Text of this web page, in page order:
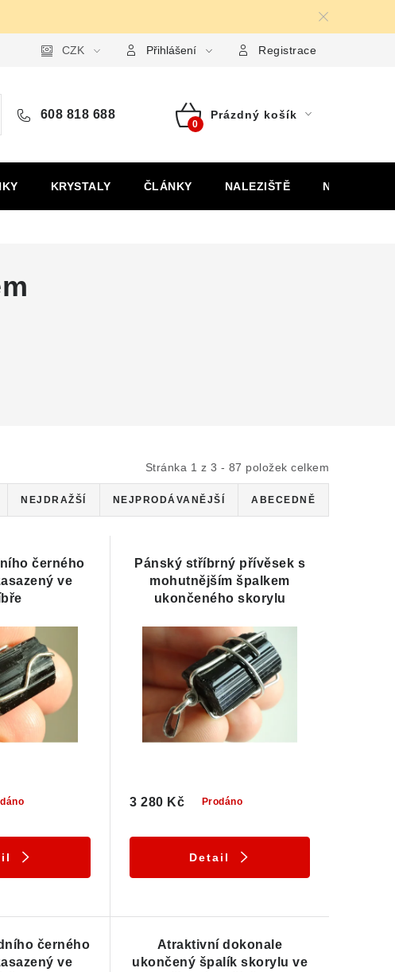
Formulář pro uplatnění reklamace Formulář pro odstoupení
CZK Přihlášení Registrace
608 818 688
Nákupní
Prázdný košík
KRYSTALY ČLÁNKY NALEZIŠTĚ NÁŠ PŘÍBĚH
Stránka 1 z 3 - 87 položek celkem
NEJDRAŽŠÍ NEJPRODÁVANĚJŠÍ ABECEDNĚ
černého
ve
Pánský stříbrný přívěsek s
mohutnějším špalkem
ukončeného skorylu
Prodáno
3 280 Kč
Detail
černého
ve
Atraktivní dokonale
ukončený špalík skorylu ve